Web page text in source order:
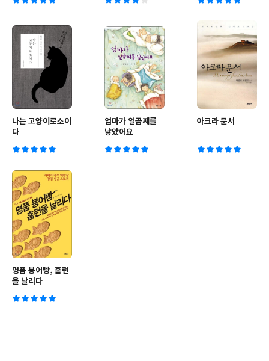
나는 고양이로소이
다
엄마가 일곱째를
낳았어요
아크라 문서
명품 붕어빵, 홈런
을 날리다